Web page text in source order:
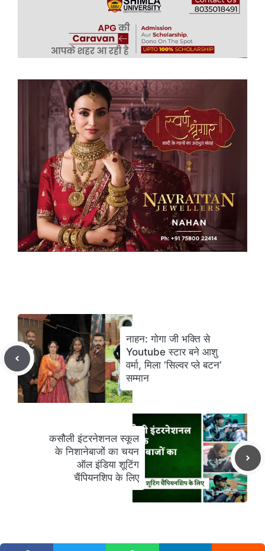
नाहन: गोगा जी भक्ति से
Youtube स्टार बने आशु
वर्मा, मिला ‘सिल्वर प्ले बटन’
सम्मान
कसौली इंटरनेशनल स्कूल
के निशानेबाजों का चयन
ऑल इंडिया शूटिंग
चैंपियनशिप के लिए